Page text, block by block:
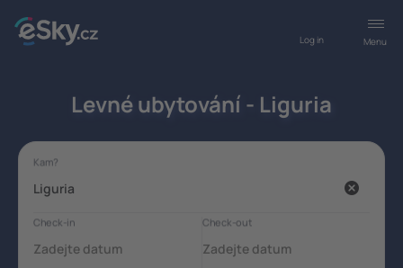
Menu
Log in
Levné ubytování - Liguria